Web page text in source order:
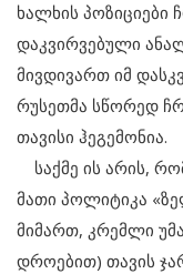
ხალხის პოზიციები
დაკვირვებული
მივდივართ იმ
რუსეთმა სწორედ
თავისი ჰეგემონია.
საქმე ის არის,
მათი პოლიტიკა
მიმართ, კრემლი
დროებით) თავის